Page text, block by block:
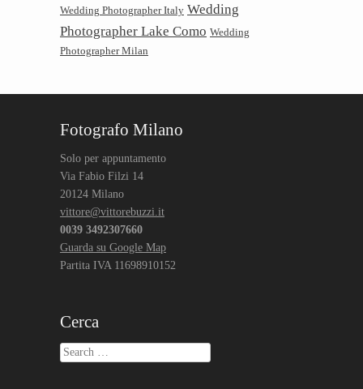
Wedding Photographer Italy Wedding
Photographer Lake Como Wedding
Photographer Milan
Fotografo Milano
Solo per appuntamento
Via Fabio Filzi 14
20124 Milano
vittore@vittorebuzzi.it
0039 3492307660
Guarda su Google Map
Partita IVA 11698910152
Cerca
Search